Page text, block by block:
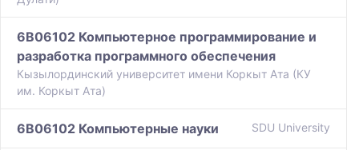
6B06102 Компьютерное программирование и
разработка программного обеспечения
Кызылординский университет имени Коркыт Ата (КУ
им. Коркыт Ата)
6B06102 Компьютерные науки SDU University